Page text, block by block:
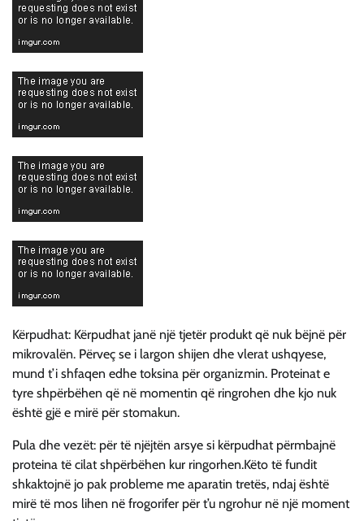
Kërpudhat: Kërpudhat janë një tjetër produkt që nuk bëjnë për
mikrovalën. Përveç se i largon shijen dhe vlerat ushqyese,
mund t’i shfaqen edhe toksina për organizmin. Proteinat e
tyre shpërbëhen që në momentin që ringrohen dhe kjo nuk
është gjë e mirë për stomakun.
Pula dhe vezët: për të njëjtën arsye si kërpudhat përmbajnë
proteina të cilat shpërbëhen kur ringorhen.Këto të fundit
shkaktojnë jo pak probleme me aparatin tretës, ndaj është
mirë të mos lihen në frogorifer për t’u ngrohur në një moment